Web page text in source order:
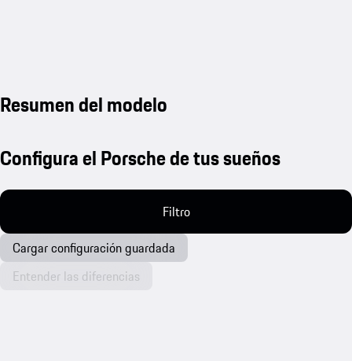
Resumen del modelo
Configura el Porsche de tus sueños
Filtro
Cargar configuración guardada
Entender las diferencias